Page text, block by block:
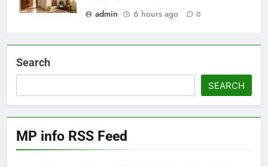
admin
6 hours ago 0
Search
SEARCH
MP info RSS Feed